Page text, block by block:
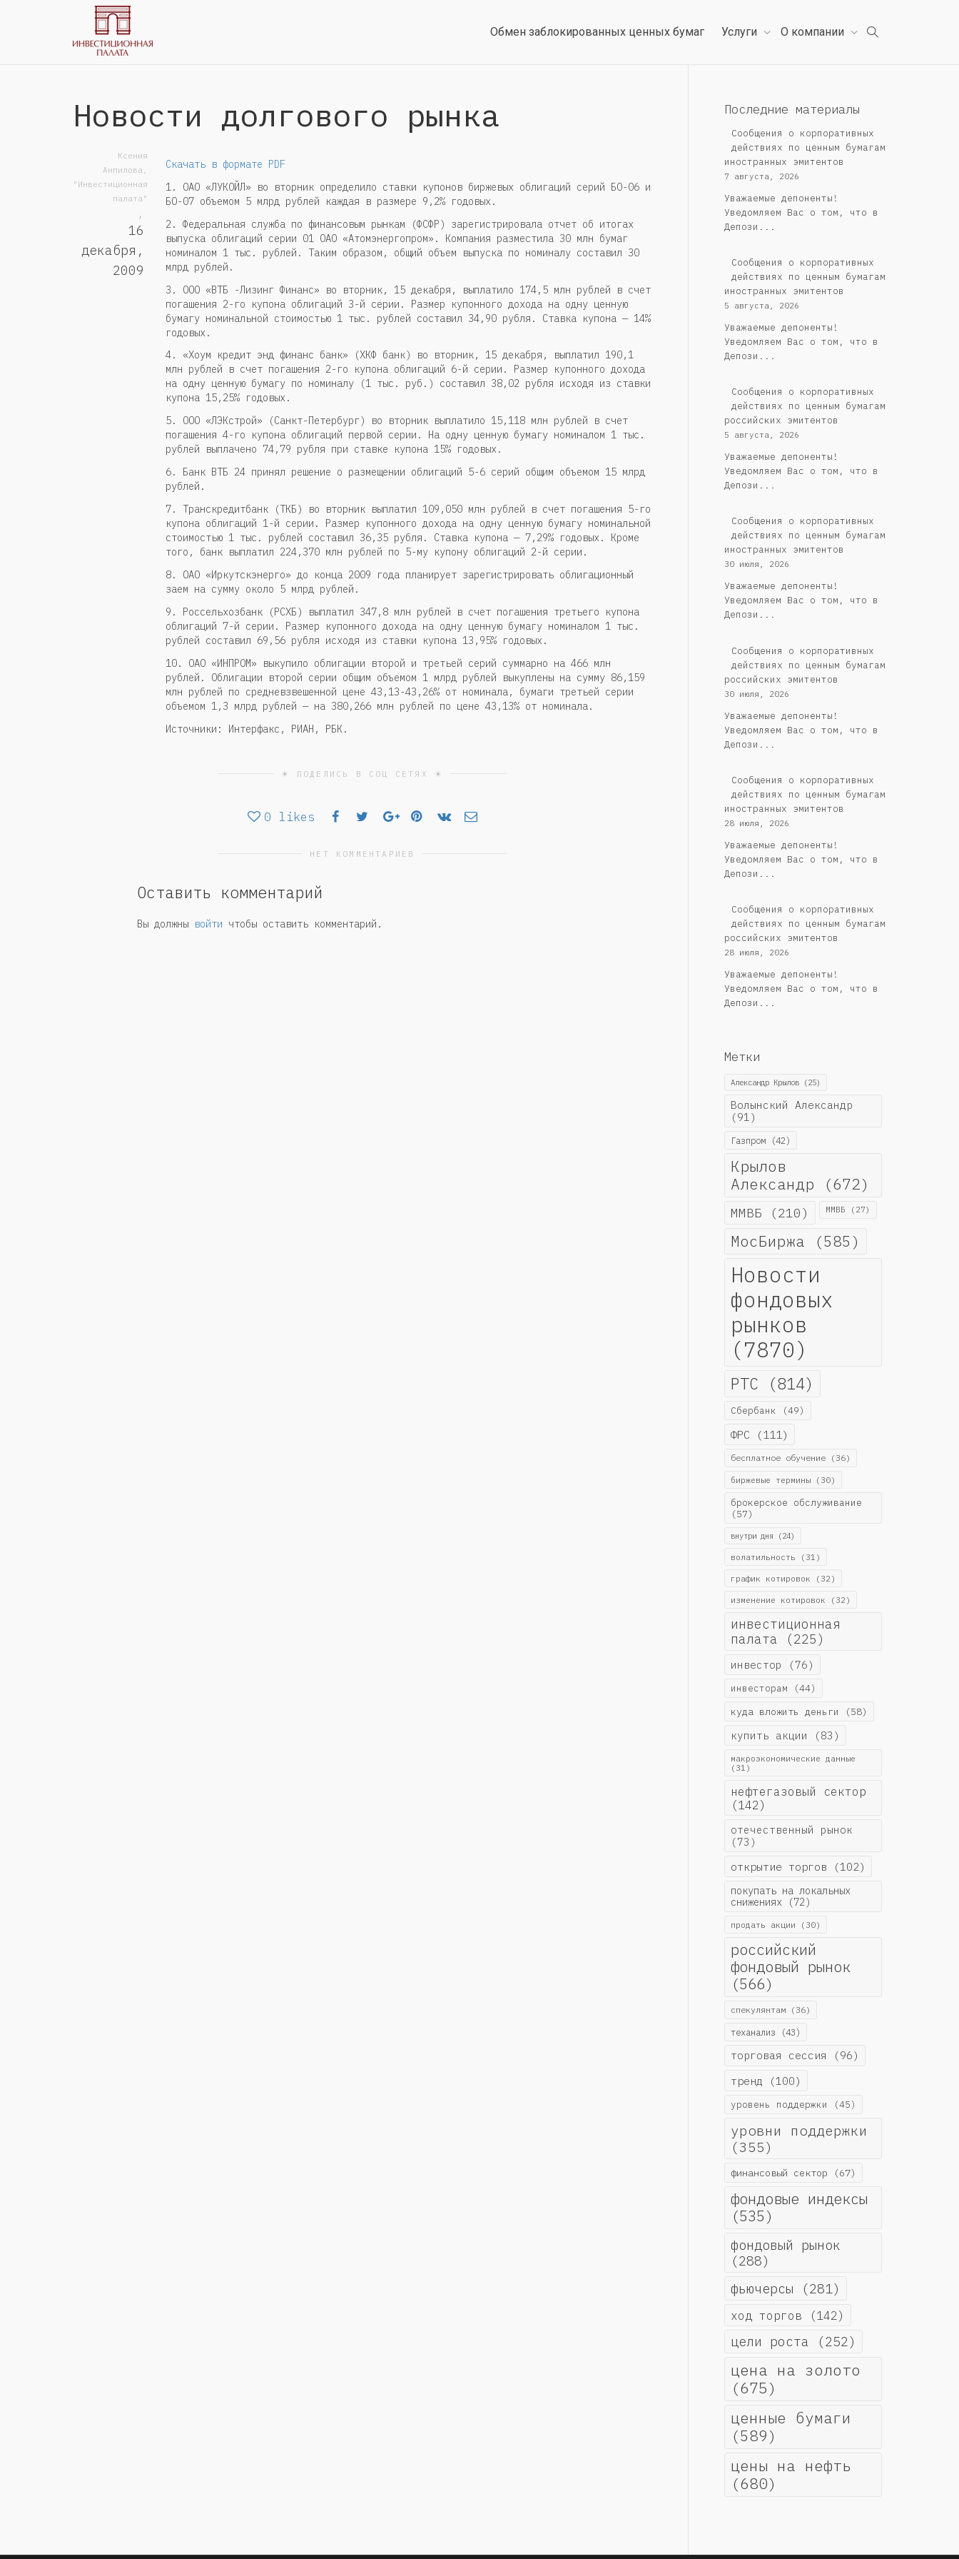
Обмен заблокированных ценных бумаг Услуги О компании
Новости долгового рынка
Ксения
Анпилова,
"Инвестиционная
палата"
,
16
декабря,
2009
Скачать в формате PDF
1. ОАО «ЛУКОЙЛ» во вторник определило ставки купонов биржевых облигаций серий БО-06 и
БО-07 объемом 5 млрд рублей каждая в размере 9,2% годовых.
2. Федеральная служба по финансовым рынкам (ФСФР) зарегистрировала отчет об итогах
выпуска облигаций серии 01 ОАО «Атомэнергопром». Компания разместила 30 млн бумаг
номиналом 1 тыс. рублей. Таким образом, общий объем выпуска по номиналу составил 30
млрд рублей.
3. ООО «ВТБ -Лизинг Финанс» во вторник, 15 декабря, выплатило 174,5 млн рублей в счет
погашения 2-го купона облигаций 3-й серии. Размер купонного дохода на одну ценную
бумагу номинальной стоимостью 1 тыс. рублей составил 34,90 рубля. Ставка купона — 14%
годовых.
4. «Хоум кредит энд финанс банк» (ХКФ банк) во вторник, 15 декабря, выплатил 190,1
млн рублей в счет погашения 2-го купона облигаций 6-й серии. Размер купонного дохода
на одну ценную бумагу по номиналу (1 тыс. руб.) составил 38,02 рубля исходя из ставки
купона 15,25% годовых.
5. ООО «ЛЭКстрой» (Санкт-Петербург) во вторник выплатило 15,118 млн рублей в счет
погашения 4-го купона облигаций первой серии. На одну ценную бумагу номиналом 1 тыс.
рублей выплачено 74,79 рубля при ставке купона 15% годовых.
6. Банк ВТБ 24 принял решение о размещении облигаций 5-6 серий общим объемом 15 млрд
рублей.
7. Транскредитбанк (ТКБ) во вторник выплатил 109,050 млн рублей в счет погашения 5-го
купона облигаций 1-й серии. Размер купонного дохода на одну ценную бумагу номинальной
стоимостью 1 тыс. рублей составил 36,35 рубля. Ставка купона — 7,29% годовых. Кроме
того, банк выплатил 224,370 млн рублей по 5-му купону облигаций 2-й серии.
8. ОАО «Иркутскэнерго» до конца 2009 года планирует зарегистрировать облигационный
заем на сумму около 5 млрд рублей.
9. Россельхозбанк (РСХБ) выплатил 347,8 млн рублей в счет погашения третьего купона
облигаций 7-й серии. Размер купонного дохода на одну ценную бумагу номиналом 1 тыс.
рублей составил 69,56 рубля исходя из ставки купона 13,95% годовых.
10. ОАО «ИНПРОМ» выкупило облигации второй и третьей серий суммарно на 466 млн
рублей. Облигации второй серии общим объемом 1 млрд рублей выкуплены на сумму 86,159
млн рублей по средневзвешенной цене 43,13-43,26% от номинала, бумаги третьей серии
объемом 1,3 млрд рублей — на 380,266 млн рублей по цене 43,13% от номинала.
Источники: Интерфакс, РИАН, РБК.
☀ ПОДЕЛИСЬ В СОЦ СЕТЯХ ☀
0 likes
НЕТ КОММЕНТАРИЕВ
Оставить комментарий
Вы должны войти чтобы оставить комментарий.
Последние материалы
Сообщения о корпоративных
действиях по ценным бумагам
иностранных эмитентов
7 августа, 2026
Уважаемые депоненты!
Уведомляем Вас о том, что в
Депози...
Сообщения о корпоративных
действиях по ценным бумагам
иностранных эмитентов
5 августа, 2026
Уважаемые депоненты!
Уведомляем Вас о том, что в
Депози...
Cообщения о корпоративных
действиях по ценным бумагам
российских эмитентов
5 августа, 2026
Уважаемые депоненты!
Уведомляем Вас о том, что в
Депози...
Сообщения о корпоративных
действиях по ценным бумагам
иностранных эмитентов
30 июля, 2026
Уважаемые депоненты!
Уведомляем Вас о том, что в
Депози...
Cообщения о корпоративных
действиях по ценным бумагам
российских эмитентов
30 июля, 2026
Уважаемые депоненты!
Уведомляем Вас о том, что в
Депози...
Сообщения о корпоративных
действиях по ценным бумагам
иностранных эмитентов
28 июля, 2026
Уважаемые депоненты!
Уведомляем Вас о том, что в
Депози...
Cообщения о корпоративных
действиях по ценным бумагам
российских эмитентов
28 июля, 2026
Уважаемые депоненты!
Уведомляем Вас о том, что в
Депози...
Метки
Александр Крылов(25)
Волынский Александр
(91)
Газпром(42)
Крылов
Александр (672)
ММВБ (210) ММВБ (27)
МосБиржа (585)
Новости
фондовых
рынков
(7870)
РТС (814)
Сбербанк (49)
ФРС (111)
бесплатное обучение(36)
биржевые термины(30)
брокерское обслуживание
(57)
внутри дня (24)
волатильность (31)
график котировок (32)
изменение котировок (32)
инвестиционная
палата (225)
инвестор (76)
инвесторам (44)
куда вложить деньги (58)
купить акции (83)
макроэкономические данные
(31)
нефтегазовый сектор
(142)
отечественный рынок
(73)
открытие торгов (102)
покупать на локальных
снижениях(72)
продать акции (30)
российский
фондовый рынок
(566)
спекулянтам(36)
теханализ (43)
торговая сессия (96)
тренд (100)
уровень поддержки (45)
уровни поддержки
(355)
финансовый сектор (67)
фондовые индексы
(535)
фондовый рынок
(288)
фьючерсы (281)
ход торгов (142)
цели роста (252)
цена на золото
(675)
ценные бумаги
(589)
цены на нефть
(680)